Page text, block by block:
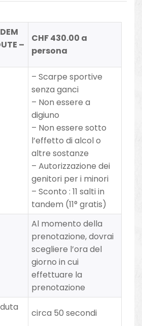
–
CHF 430.00 a
persona
– Scarpe sportive
senza ganci
– Non essere a
digiuno
– Non essere sotto
l’effetto di alcol o
altre sostanze
– Autorizzazione dei
genitori per i minori
– Sconto:11 salti in
tandem (11° gratis)
Al momento della
prenotazione, dovrai
scegliere l’ora del
giorno in cui
effettuare la
prenotazione
circa 50 secondi